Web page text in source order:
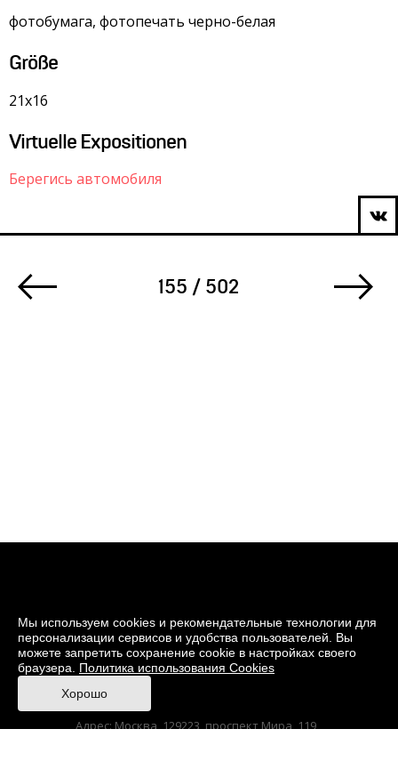
фотобумага, фотопечать черно-белая
Größe
21х16
Virtuelle Expositionen
Берегись автомобиля
155 / 502
© 2026 Музей кино
При поддержке Министерства культуры РФ
Адрес: Москва, 129223, проспект Мира, 119,
Мы используем cookies и рекомендательные технологии для
персонализации сервисов и удобства пользователей. Вы
можете запретить сохранение cookie в настройках своего
браузера. Политика использования Cookies
Хорошо